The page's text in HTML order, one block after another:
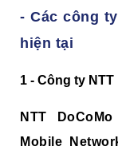
- Các công
hiện tại
1 - Công ty
NTT
Mobile